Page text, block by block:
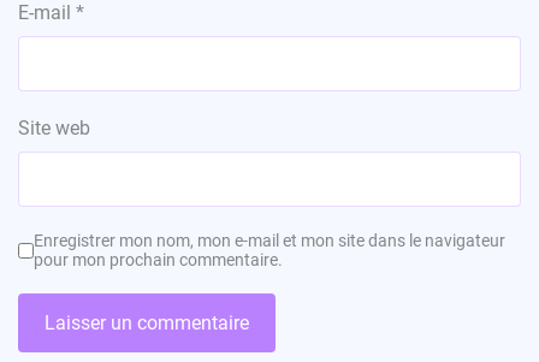
E-mail *
Site web
Enregistrer mon nom, mon e-mail et mon site dans le navigateur
pour mon prochain commentaire.